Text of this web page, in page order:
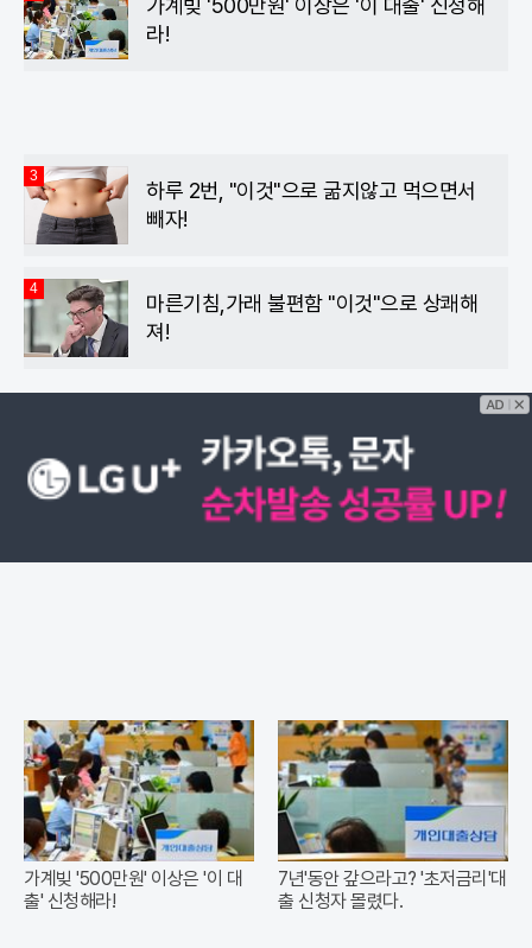
가계빚 '500만원' 이상은 '이 대출' 신청해
라!
3
하루 2번, "이것"으로 굶지않고 먹으면서
빼자!
4
마른기침,가래 불편함 "이것"으로 상쾌해
져!
가계빚 '500만원' 이상은 '이 대
출' 신청해라!
7년'동안 갚으라고? '초저금리'대
출 신청자 몰렸다.